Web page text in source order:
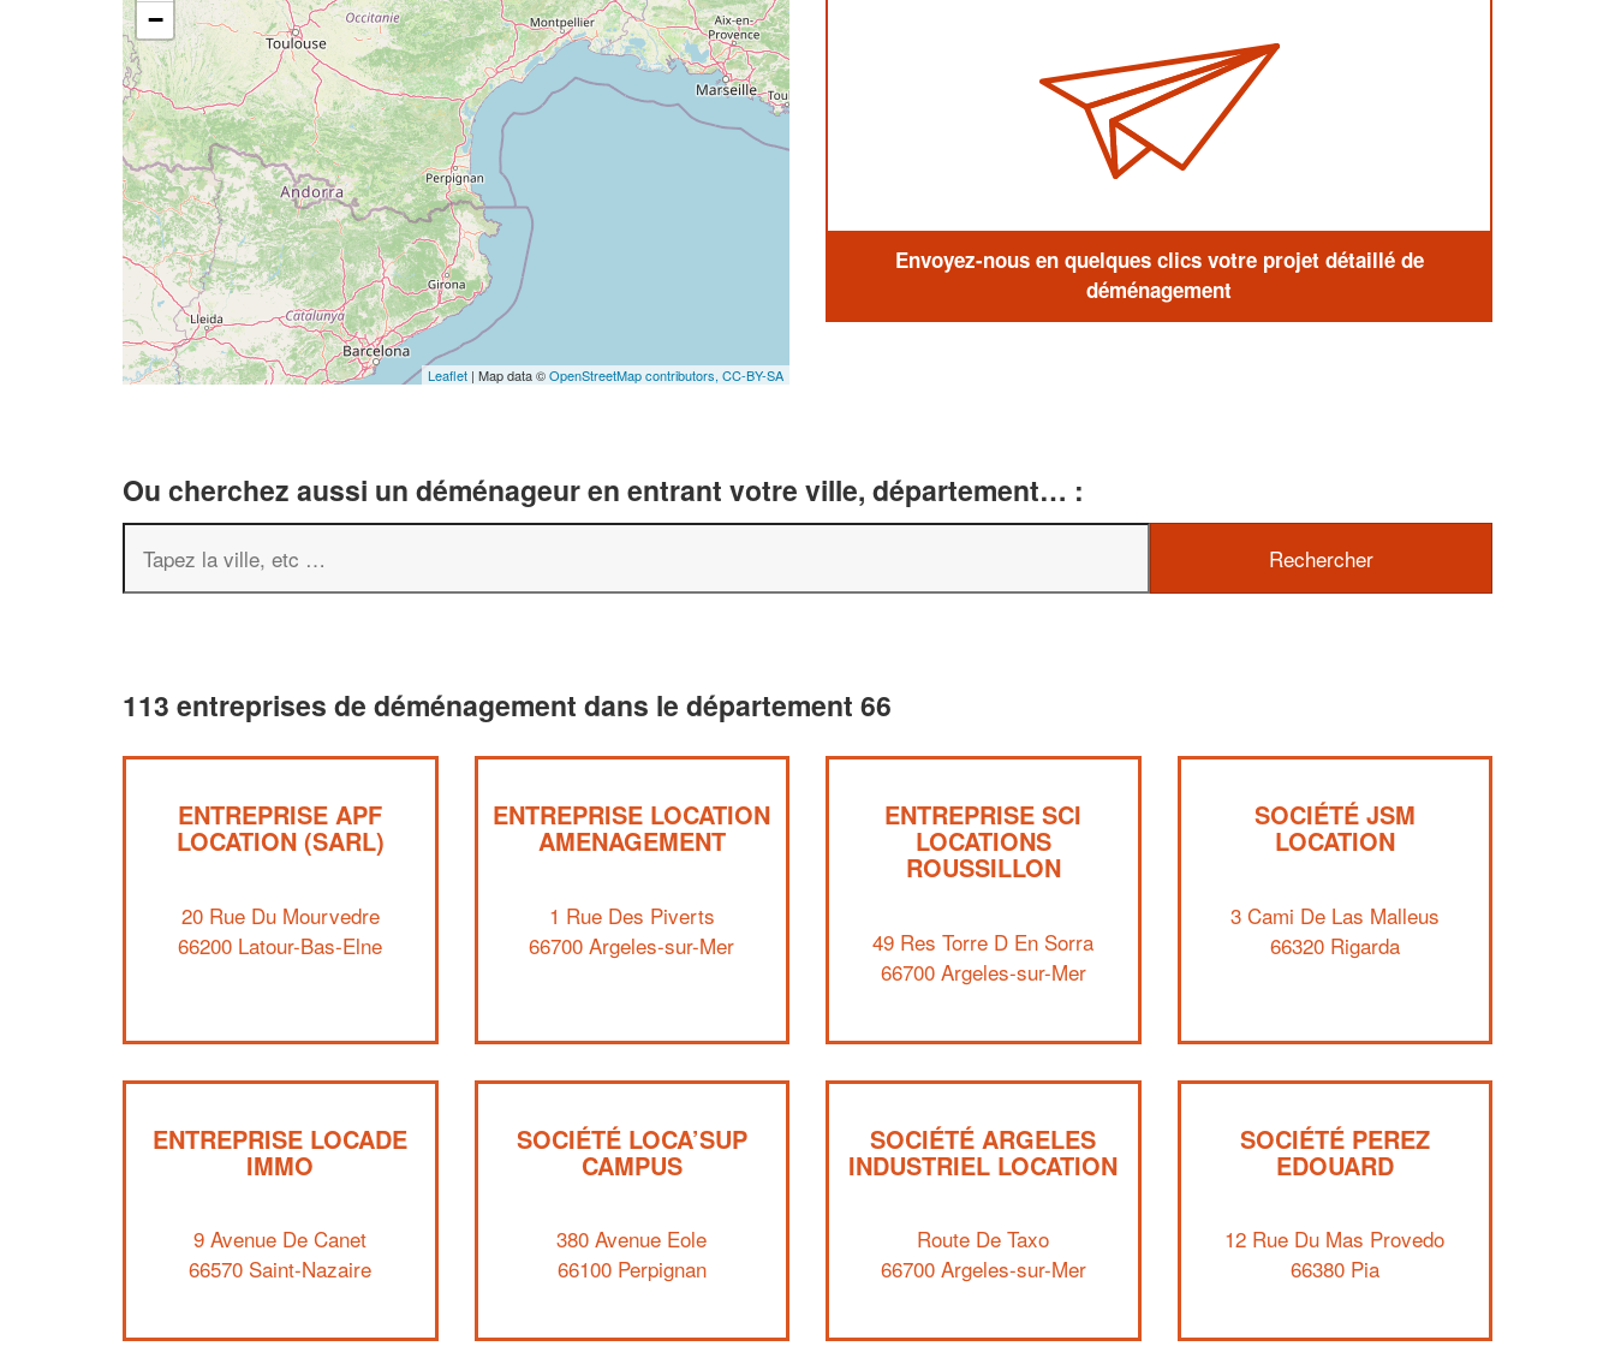
−
Leaflet | Map data ©OpenStreetMap contributors, CC-BY-SA
Envoyez-nous en quelques clics votre projet détaillé de
déménagement
Ou cherchez aussi un déménageur en entrant votre ville, département… :
113 entreprises de déménagement dans le département 66
ENTREPRISE APF
LOCATION (SARL)
20 Rue Du Mourvedre
66200 Latour-Bas-Elne
ENTREPRISE LOCATION
AMENAGEMENT
1 Rue Des Piverts
66700 Argeles-sur-Mer
ENTREPRISE SCI
LOCATIONS
ROUSSILLON
49 Res Torre D En Sorra
66700 Argeles-sur-Mer
SOCIÉTÉ JSM
LOCATION
3 Cami De Las Malleus
66320 Rigarda
ENTREPRISE LOCADE
IMMO
9 Avenue De Canet
66570 Saint-Nazaire
SOCIÉTÉ LOCA’SUP
CAMPUS
380 Avenue Eole
66100 Perpignan
SOCIÉTÉ ARGELES
INDUSTRIEL LOCATION
Route De Taxo
66700 Argeles-sur-Mer
SOCIÉTÉ PEREZ
EDOUARD
12 Rue Du Mas Provedo
66380 Pia
Vous êtes un
professionnel ?
Augmentez votrechiffre d'affaires
margestout en gagnant de
En savoir plus